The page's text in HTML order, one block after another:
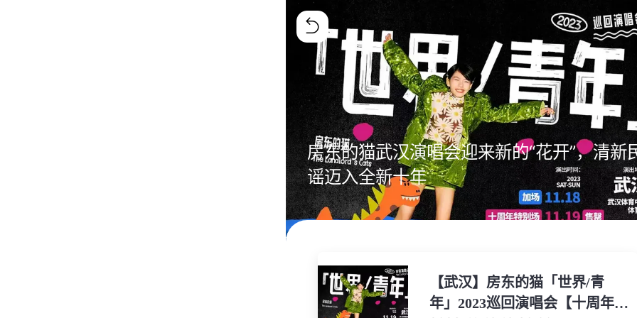
房东的猫武汉演唱会迎来新的“花开”，清新
谣迈入全新十年
【武汉】房东的猫「世界/青
年」2023巡回演唱会【十周年特